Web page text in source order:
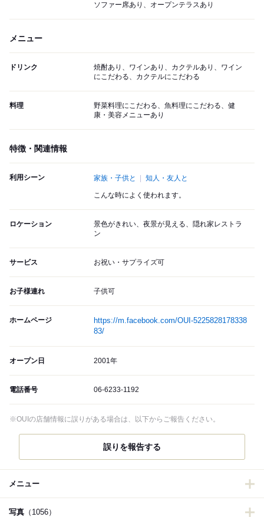
ソファー席あり、オープンテラスあり
メニュー
ドリンク
焼酎あり、ワインあり、カクテルあり、ワイン
にこだわる、カクテルにこだわる
料理
野菜料理にこだわる、魚料理にこだわる、健
康・美容メニューあり
特徴・関連情報
利用シーン 家族・子供と 知人・友人と
こんな時によく使われます。
ロケーション
景色がきれい、夜景が見える、隠れ家レストラ
ン
サービス お祝い・サプライズ可
お子様連れ 子供可
ホームページ
https://m.facebook.com/OUI-5225828178338
83/
オープン日 2001年
電話番号 06-6233-1192
※OUIの店舗情報に誤りがある場合は、以下からご報告ください。
誤りを報告する
メニュー
写真 （1056）